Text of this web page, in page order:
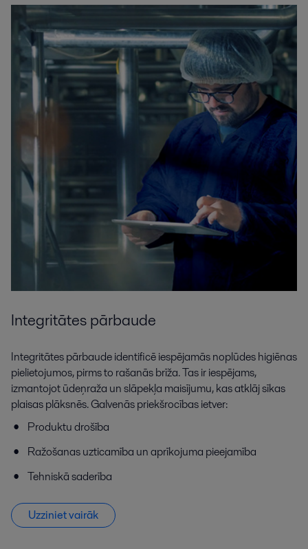
Integritātes pārbaude
Integritātes pārbaude identificē iespējamās noplūdes higiēnas
pielietojumos, pirms to rašanās brīža. Tas ir iespējams,
izmantojot ūdeņraža un slāpekļa maisījumu, kas atklāj sīkas
plaisas plāksnēs. Galvenās priekšrocības ietver:
Produktu drošība
Ražošanas uzticamība un aprīkojuma pieejamība
Tehniskā saderība
Uzziniet vairāk